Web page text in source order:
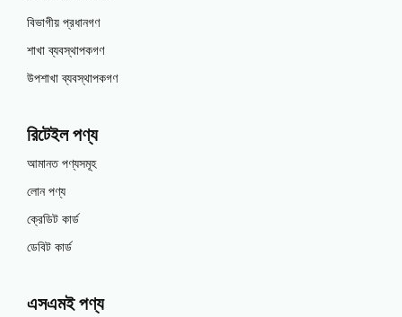
বিভাগীয় প্রধানগণ
শাখা ব্যবস্থাপকগণ
উপশাখা ব্যবস্থাপকগণ
রিটেইল পণ্য
আমানত পণ্যসমূহ
লোন পণ্য
ক্রেডিট কার্ড
ডেবিট কার্ড
এসএমই পণ্য